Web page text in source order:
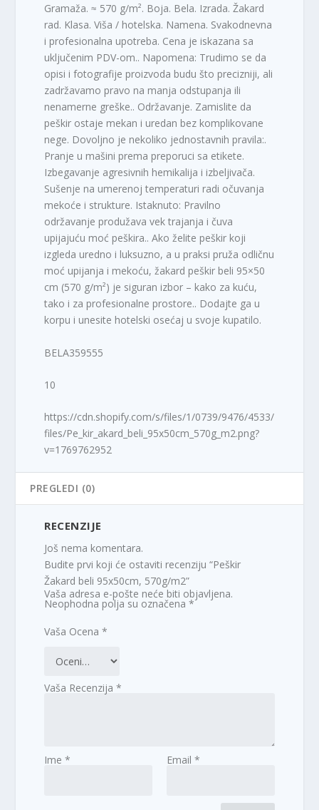
Gramaža. ≈ 570 g/m². Boja. Bela. Izrada. Žakard
rad. Klasa. Viša / hotelska. Namena. Svakodnevna
i profesionalna upotreba. Cena je iskazana sa
uključenim PDV-om.. Napomena: Trudimo se da
opisi i fotografije proizvoda budu što precizniji, ali
zadržavamo pravo na manja odstupanja ili
nenamerne greške.. Održavanje. Zamislite da
peškir ostaje mekan i uredan bez komplikovane
nege. Dovoljno je nekoliko jednostavnih pravila:.
Pranje u mašini prema preporuci sa etikete.
Izbegavanje agresivnih hemikalija i izbeljivača.
Sušenje na umerenoj temperaturi radi očuvanja
mekoće i strukture. Istaknuto: Pravilno
održavanje produžava vek trajanja i čuva
upijajuću moć peškira.. Ako želite peškir koji
izgleda uredno i luksuzno, a u praksi pruža odličnu
moć upijanja i mekoću, žakard peškir beli 95×50
cm (570 g/m²) je siguran izbor – kako za kuću,
tako i za profesionalne prostore.. Dodajte ga u
korpu i unesite hotelski osećaj u svoje kupatilo.
BELA359555
10
https://cdn.shopify.com/s/files/1/0739/9476/4533/
files/Pe_kir_akard_beli_95x50cm_570g_m2.png?
v=1769762952
PREGLEDI (0)
RECENZIJE
Još nema komentara.
Budite prvi koji će ostaviti recenziju “Peškir
Žakard beli 95x50cm, 570g/m2”
Vaša adresa e-pošte neće biti objavljena.
Neophodna polja su označena*
Vaša Ocena*
Vaša Recenzija*
Ime* Email *